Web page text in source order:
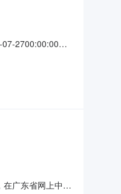
2700:00:00采
广东省网上中介